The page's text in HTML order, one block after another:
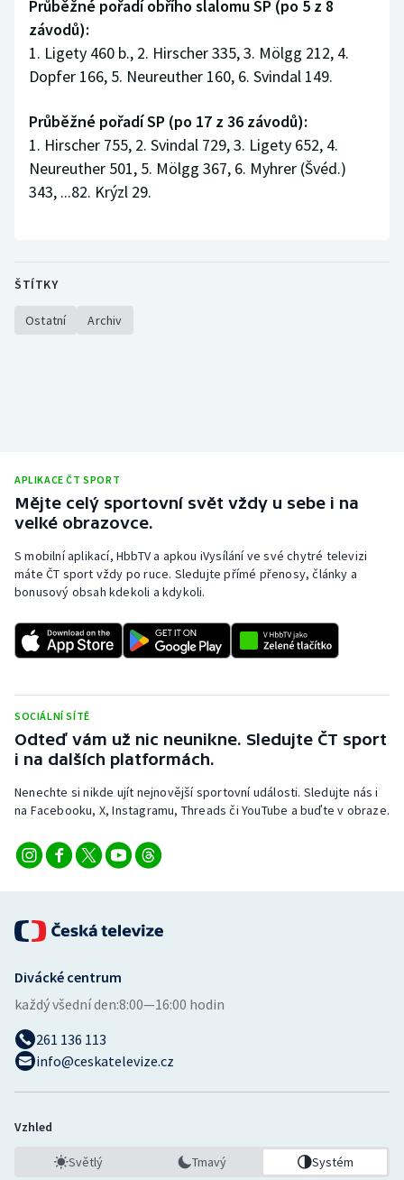
Průběžné pořadí obřího slalomu SP (po 5 z 8
závodů):
1. Ligety 460 b., 2. Hirscher 335, 3. Mölgg 212, 4.
Dopfer 166, 5. Neureuther 160, 6. Svindal 149.
Průběžné pořadí SP (po 17 z 36 závodů):
1. Hirscher 755, 2. Svindal 729, 3. Ligety 652, 4.
Neureuther 501, 5. Mölgg 367, 6. Myhrer (Švéd.)
343, ...82. Krýzl 29.
ŠTÍTKY
Ostatní Archiv
APLIKACE ČT SPORT
Mějte celý sportovní svět vždy u sebe i na
velké obrazovce.
S mobilní aplikací, HbbTV a apkou iVysílání ve své chytré televizi
máte ČT sport vždy po ruce. Sledujte přímé přenosy, články a
bonusový obsah kdekoli a kdykoli.
SOCIÁLNÍ SÍTĚ
Odteď vám už nic neunikne. Sledujte ČT sport
i na dalších platformách.
Nenechte si nikde ujít nejnovější sportovní události. Sledujte nás i
na Facebooku, X, Instagramu, Threads či YouTube a buďte v obraze.
Divácké centrum
každý všední den:8:00—16:00 hodin
261 136 113
info@ceskatelevize.cz
Vzhled
Světlý Tmavý Systém